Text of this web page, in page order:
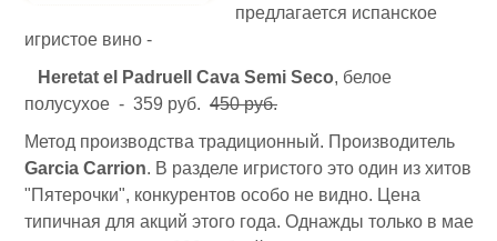
предлагается испанское
игристое вино -
Heretat el Padruell Cava Semi Seco, белое
полусухое - 359 руб. 450 руб.
Метод производства традиционный. Производитель
Garcia Carrion. В разделе игристого это один из хитов
"Пятерочки", конкурентов особо не видно. Цена
типичная для акций этого года. Однажды только в мае